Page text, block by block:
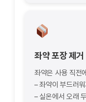
좌약 포장 제거
좌약은 사용 직전
– 좌약이 부드러
– 실온에서 오래